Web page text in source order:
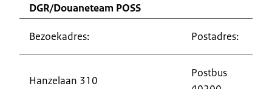
DGR/Douaneteam POSS
Bezoekadres: Postadres:
Hanzelaan 310
Postbus